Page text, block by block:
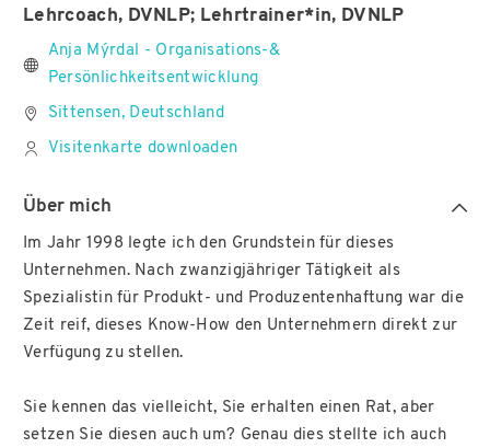
Lehrcoach, DVNLP; Lehrtrainer*in, DVNLP
Anja Mýrdal - Organisations-&
Persönlichkeitsentwicklung
Sittensen, Deutschland
Visitenkarte downloaden
Über mich
Im Jahr 1998 legte ich den Grundstein für dieses
Unternehmen. Nach zwanzigjähriger Tätigkeit als
Spezialistin für Produkt- und Produzentenhaftung war die
Zeit reif, dieses Know-How den Unternehmern direkt zur
Verfügung zu stellen.
Sie kennen das vielleicht, Sie erhalten einen Rat, aber
setzen Sie diesen auch um? Genau dies stellte ich auch